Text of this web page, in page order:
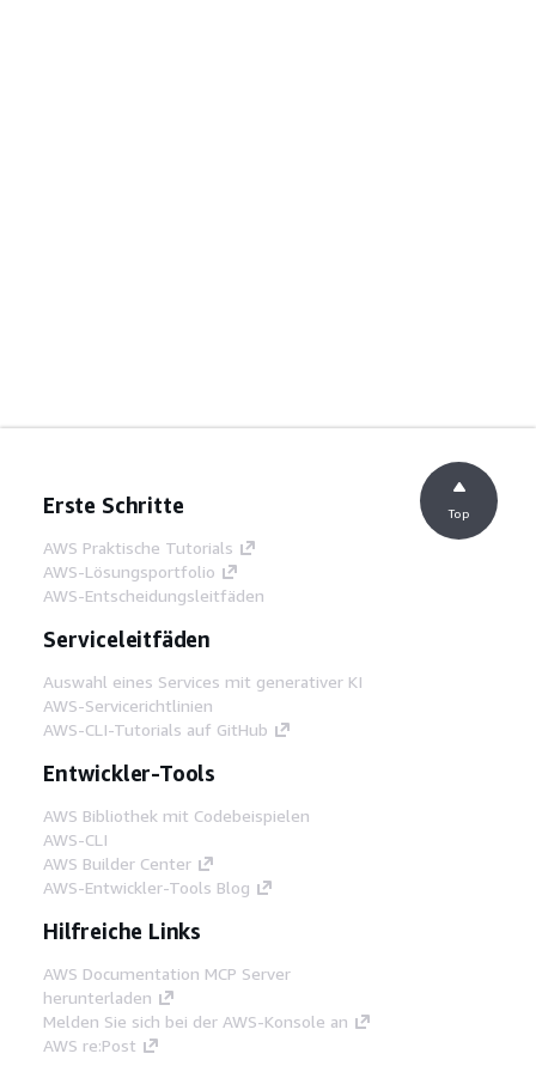
Erste Schritte
AWS Praktische Tutorials
AWS-Lösungsportfolio
AWS-Entscheidungsleitfäden
Serviceleitfäden
Auswahl eines Services mit generativer KI
AWS-Servicerichtlinien
AWS-CLI-Tutorials auf GitHub
Entwickler-Tools
AWS Bibliothek mit Codebeispielen
AWS-CLI
AWS Builder Center
AWS-Entwickler-Tools Blog
Hilfreiche Links
AWS Documentation MCP Server
herunterladen
Melden Sie sich bei der AWS-Konsole an
AWS re:Post
Top